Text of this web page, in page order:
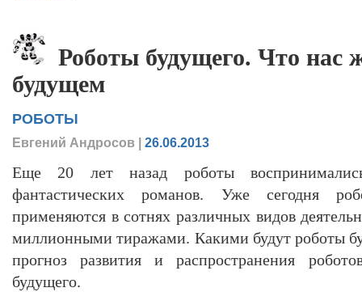
Роботы будущего. Что нас
будущем
РОБОТЫ
Евгений Андросов | 26.06.2013
Еще 20 лет назад роботы
фантастических романов. Уже сегодня
применяются в сотнях различных видов
миллионными тиражами. Какими будут роботы
прогноз развития и распространения
будущего.